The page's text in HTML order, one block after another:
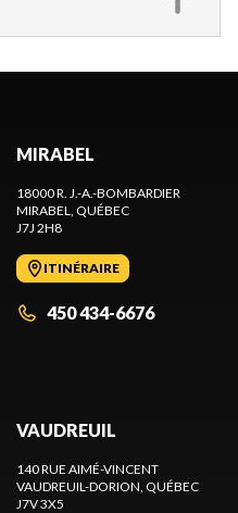
MIRABEL
18000 R. J.-A.-BOMBARDIER
MIRABEL
, QUÉBEC
J7J 2H8
ITINÉRAIRE
450 434-6676
VAUDREUIL
140 RUE AIMÉ-VINCENT
VAUDREUIL-DORION , QUÉBEC
J7V 3X5